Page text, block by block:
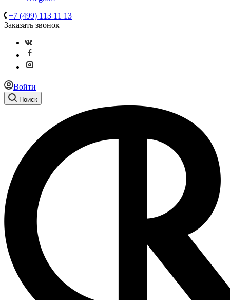
+7 (499) 113 11 13
Заказать звонок
Войти
Поиск